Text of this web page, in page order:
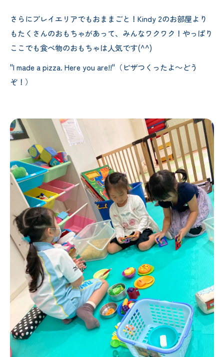
さらにプレイエリアでもおままごと！Kindy 2のお部屋より
もたくさんのおもちゃがあって、みんなワクワク！やっぱり
ここでも食べ物のおもちゃは人気です(^^)
"I made a pizza. Here you are!!"（ピザつくったよ～どう
ぞ！）